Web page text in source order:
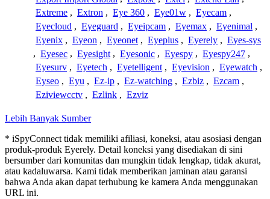
Extreme , Extron , Eye 360 , Eye01w , Eyecam ,
Eyecloud , Eyeguard , Eyeipcam , Eyemax , Eyenimal ,
Eyenix , Eyeon , Eyeonet , Eyeplus , Eyerely , Eyes-sys
, Eyesec , Eyesight , Eyesonic , Eyespy , Eyespy247 ,
Eyesurv , Eyetech , Eyetelligent , Eyevision , Eyewatch ,
Eyseo , Eyu , Ez-ip , Ez-watching , Ezbiz , Ezcam ,
Eziviewcctv , Ezlink , Ezviz
Lebih Banyak Sumber
* iSpyConnect tidak memiliki afiliasi, koneksi, atau asosiasi dengan
produk-produk Eyerely. Detail koneksi yang disediakan di sini
bersumber dari komunitas dan mungkin tidak lengkap, tidak akurat,
atau kadaluwarsa. Kami tidak memberikan jaminan atau garansi
bahwa Anda akan dapat terhubung ke kamera Anda menggunakan
URL ini.